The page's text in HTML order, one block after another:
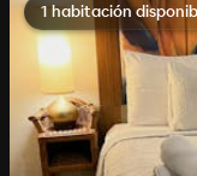
1 habitación